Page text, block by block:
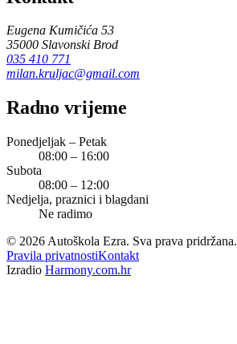
Eugena Kumičića 53
35000 Slavonski Brod
035 410 771
milan.kruljac@gmail.com
Radno vrijeme
Ponedjeljak – Petak
08:00 – 16:00
Subota
08:00 – 12:00
Nedjelja, praznici i blagdani
Ne radimo
© 2026 Autoškola Ezra. Sva prava pridržana.
Pravila privatnostiKontakt
Izradio Harmony.com.hr